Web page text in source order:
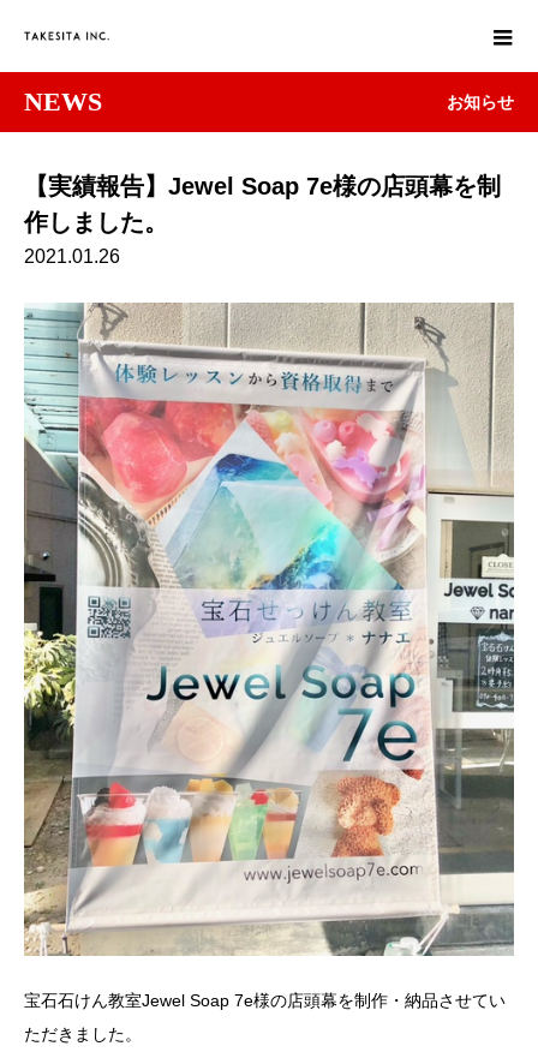
NEWS お知らせ
【実績報告】Jewel Soap 7e様の店頭幕を制
作しました。
2021.01.26
宝石石けん教室Jewel Soap 7e様の店頭幕を制作・納品させてい
ただきました。